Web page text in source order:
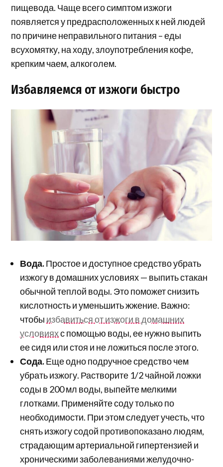
пищевода. Чаще всего симптом изжоги
появляется у предрасположенных к ней людей
по причине неправильного питания – еды
всухомятку, на ходу, злоупотребления кофе,
крепким чаем, алкоголем.
Избавляемся от изжоги быстро
Вода.Простое и доступное средство убрать
изжогув домашних условиях— выпить стакан
обычной теплой воды. Это поможет снизить
кислотность и уменьшить жжение. Важно:
чтобы избавиться от изжоги в домашних
условияхс помощью воды, ее нужно выпить
ее сидя или стоя и не ложиться после этого.
Сода.Еще одно подручное средство чем
убрать изжогу. Растворите 1/2 чайной ложки
соды в 200 мл воды, выпейте мелкими
глотками. Применяйте соду только по
необходимости. При этом следует учесть, что
снять изжогу содой противопоказано людям,
страдающим артериальной гипертензией и
хроническими заболеваниями желудочно-